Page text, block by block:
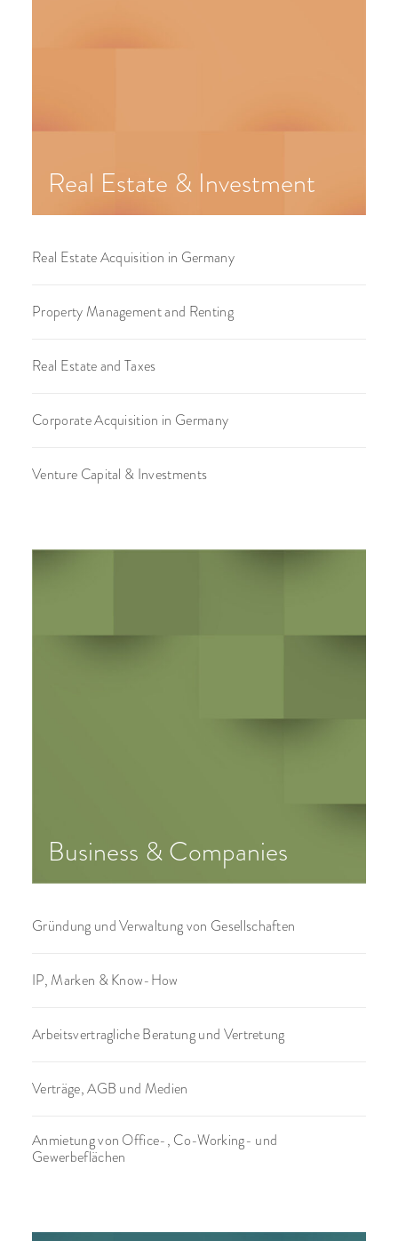
Real Estate & Investment
Real Estate Acquisition in Germany
Property Management and Renting
Real Estate and Taxes
Corporate Acquisition in Germany
Venture Capital & Investments
Business & Companies
Gründung und Verwaltung von Gesellschaften
IP, Marken & Know-How
Arbeitsvertragliche Beratung und Vertretung
Verträge, AGB und Medien
Anmietung von Office-, Co-Working- und
Gewerbeflächen